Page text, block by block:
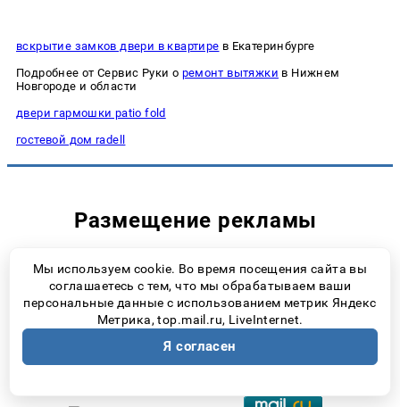
вскрытие замков двери в квартире в Екатеринбурге
Подробнее от Сервис Руки о ремонт вытяжки в Нижнем
Новгороде и области
двери гармошки patio fold
гостевой дом radell
Размещение рекламы
8 (927) 018-49-24
sales@progorodsamara.ru
Наша статистика
Мы используем cookie. Во время посещения сайта вы
соглашаетесь с тем, что мы обрабатываем ваши
персональные данные с использованием метрик Яндекс
Метрика, top.mail.ru, LiveInternet.
Я согласен